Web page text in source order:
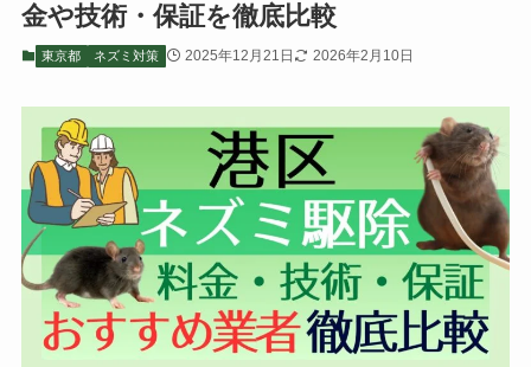
金や技術・保証を徹底比較
東京都 ネズミ対策 2025年12月21日 2026年2月10日